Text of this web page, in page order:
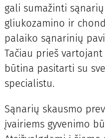
gali sumažinti
gliukozamino ir
palaiko sąnarinių
Tačiau prieš
būtina pasitarti su
specialistu.
Sąnarių skausmo
įvairiems gyvenimo